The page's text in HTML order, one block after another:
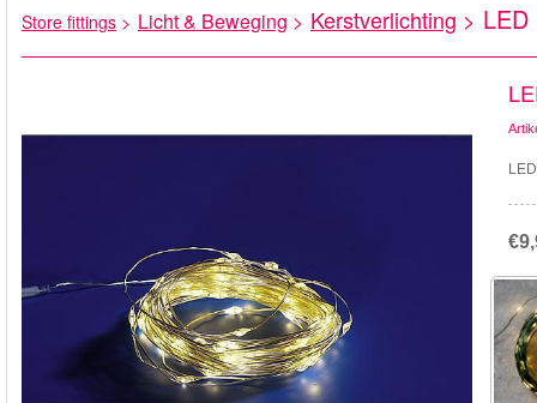
Store fittings > Licht & Beweging > Kerstverlichting >